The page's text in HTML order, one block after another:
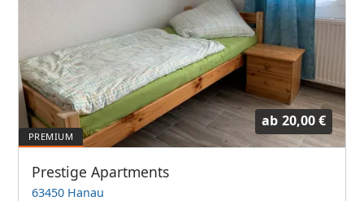
ab 20,00 €
Prestige Apartments
63450 Hanau